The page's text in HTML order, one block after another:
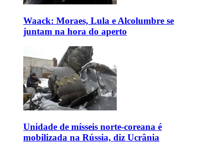
Waack: Moraes, Lula e Alcolumbre se
juntam na hora do aperto
Unidade de mísseis norte-coreana é
mobilizada na Rússia, diz Ucrânia